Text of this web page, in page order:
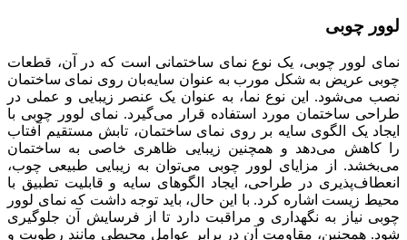
لوور چوبی
نمای لوور چوبی، یک نوع نمای ساختمانی است که در آن، قطعات
چوبی عریض به شکل مورب به عنوان سایه‌بان روی نمای ساختمان
نصب می‌شود. این نوع نما، به عنوان یک عنصر زیبایی و عملی در
طراحی ساختمان مورد استفاده قرار می‌گیرد. نمای لوور چوبی با
ایجاد یک الگوی سایه بر روی نمای ساختمان، تابش مستقیم آفتاب
را کاهش می‌دهد و همچنین زیبایی ظاهری خاصی به ساختمان
می‌بخشد. از مزایای لوور چوبی می‌توان به زیبایی طبیعی چوب،
انعطاف‌پذیری در طراحی، ایجاد الگوهای سایه و قابلیت تطبیق با
محیط زیست اشاره کرد. با این حال، باید توجه داشت که نمای لوور
چوبی نیاز به نگهداری و مراقبت دارد تا از فرسایش آن جلوگیری
شود. همچنین، مقاومت آن در برابر عوامل محیطی مانند رطوبت و